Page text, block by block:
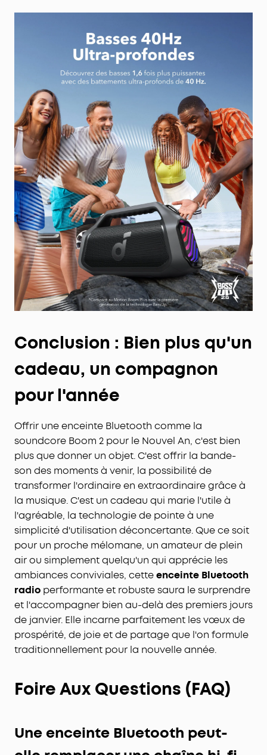
à toutes les aventures. Vous pouvez donc
l'écouter sans souci à la plage, au bord de la
piscine ou sous la pluie.
Votre son, à votre façon :l'enceinte d'extérieur
Boom 2 Plus est dotée d'un égaliseur pro
personnalisable pour vous aider à trouver le son
parfait pour n'importe quelle chanson ou
ambiance. Et avec PartyCast 2.0, vous pouvez
connecter jusqu'à plus de 100 enceintes pour
faire passer la fête au niveau supérieur.
Conclusion : Bien plus qu'un
cadeau, un compagnon
pour l'année
Offrir une enceinte Bluetooth comme la
soundcore Boom 2 pour le Nouvel An, c'est bien
plus que donner un objet. C'est offrir la bande-
son des moments à venir, la possibilité de
transformer l'ordinaire en extraordinaire grâce à
la musique. C'est un cadeau qui marie l'utile à
l'agréable, la technologie de pointe à une
simplicité d'utilisation déconcertante. Que ce soit
pour un proche mélomane, un amateur de plein
air ou simplement quelqu'un qui apprécie les
ambiances conviviales, cetteenceinte Bluetooth
radio performante et robuste saura le surprendre
et l'accompagner bien au-delà des premiers jours
de janvier. Elle incarne parfaitement les vœux de
prospérité, de joie et de partage que l'on formule
traditionnellement pour la nouvelle année.
Foire Aux Questions (FAQ)
Une enceinte Bluetooth peut-